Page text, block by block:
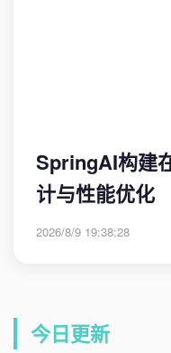
SpringAI构建
计与性能优化
2026/8/9 19:38:28
今日更新